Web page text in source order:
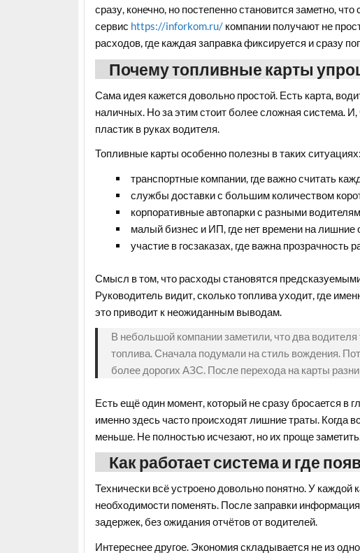
сразу, конечно, но постепенно становится заметно,
сервис https://inforkom.ru/компании получают не
расходов, где каждая заправка фиксируется и сразу
Почему топливные карты
Сама идея кажется довольно простой. Есть карта,
наличных. Но за этим стоит более сложная система. И,
пластик в руках водителя.
Топливные карты особенно полезны в таких ситуациях:
транспортные компании, где важно считать
службы доставки с большим количеством
корпоративные автопарки с разными
малый бизнес и ИП, где нет времени на лишние
участие в госзаказах, где важна прозрачность
Смысл в том, что расходы становятся
Руководитель видит, сколько топлива уходит, где
это приводит к неожиданным выводам.
В небольшой компании заметили, что два
топлива. Сначала подумали на стиль вождения.
более дорогих АЗС. После перехода на карты
Есть ещё один момент, который не сразу бросается в
именно здесь часто происходят лишние траты. Когда
меньше. Не полностью исчезают, но их проще заметить.
Как работает система и где
Технически всё устроено довольно понятно. У каждой
необходимости поменять. После заправки
задержек, без ожидания отчётов от водителей.
Интереснее другое. Экономия складывается не из